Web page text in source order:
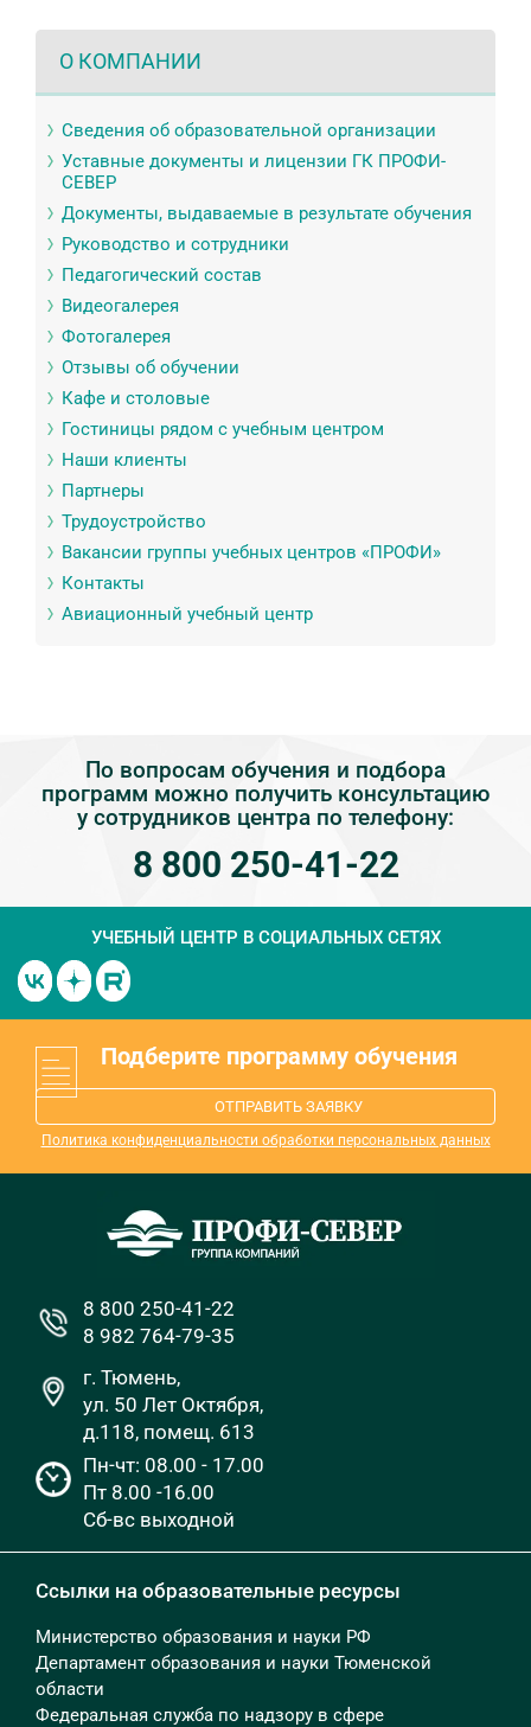
О КОМПАНИИ
Сведения об образовательной организации
Уставные документы и лицензии ГК ПРОФИ-
СЕВЕР
Документы, выдаваемые в результате обучения
Руководство и сотрудники
Педагогический состав
Видеогалерея
Фотогалерея
Отзывы об обучении
Кафе и столовые
Гостиницы рядом с учебным центром
Наши клиенты
Партнеры
Трудоустройство
Вакансии группы учебных центров «ПРОФИ»
Контакты
Авиационный учебный центр
По вопросам обучения и подбора
программ можно получить консультацию
у сотрудников центра по телефону:
8 800 250-41-22
УЧЕБНЫЙ ЦЕНТР В СОЦИАЛЬНЫХ СЕТЯХ
Подберите программу обучения
ОТПРАВИТЬ ЗАЯВКУ
Политика конфиденциальности обработки персональных данных
8 800 250-41-22
8 982 764-79-35
г. Тюмень,
ул. 50 Лет Октября,
д.118, помещ. 613
Пн-чт: 08.00 - 17.00
Пт 8.00 -16.00
Сб-вс выходной
Ссылки на образовательные ресурсы
Министерство образования и науки РФ
Департамент образования и науки Тюменской
области
Федеральная служба по надзору в сфере